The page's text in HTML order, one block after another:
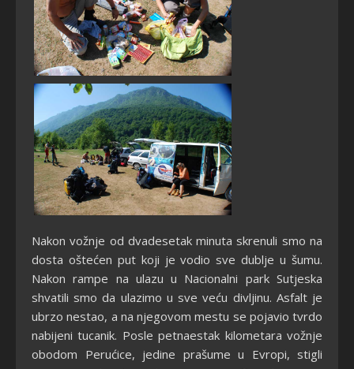
Nakon vožnje od dvadesetak minuta skrenuli smo na
dosta oštećen put koji je vodio sve dublje u šumu.
Nakon rampe na ulazu u Nacionalni park Sutjeska
shvatili smo da ulazimo u sve veću divljinu. Asfalt je
ubrzo nestao, a na njegovom mestu se pojavio tvrdo
nabijeni tucanik. Posle petnaestak kilometara vožnje
obodom Perućice, jedine prašume u Evropi, stigli